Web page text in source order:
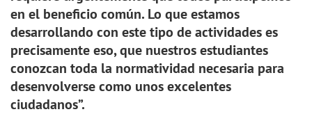
en el beneficio común. Lo que estamos
desarrollando con este tipo de actividades es
precisamente eso, que nuestros estudiantes
conozcan toda la normatividad necesaria para
desenvolverse como unos excelentes
ciudadanos”.